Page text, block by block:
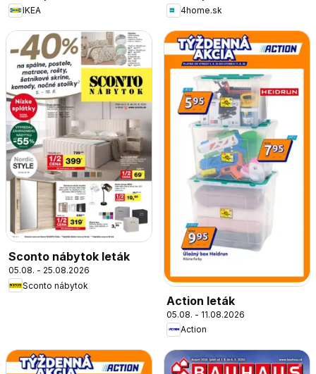
IKEA
4home.sk
Sconto nábytok leták
05.08. - 25.08.2026
Sconto nábytok
Action leták
05.08. - 11.08.2026
Action